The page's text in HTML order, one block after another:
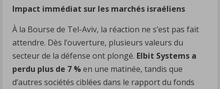
Impact immédiat sur les marchés israéliens
À la Bourse de Tel-Aviv, la réaction ne s’est pas fait
attendre. Dès l’ouverture, plusieurs valeurs du
secteur de la défense ont plongé. Elbit Systems a
perdu plus de 7 %en une matinée, tandis que
d’autres sociétés ciblées dans le rapport du fonds